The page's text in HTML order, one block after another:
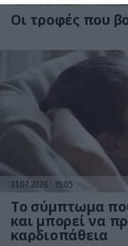
Οι τροφές που
31.07.2026 15:05
Το σύμπτωμα
και μπορεί να
καρδιοπάθεια